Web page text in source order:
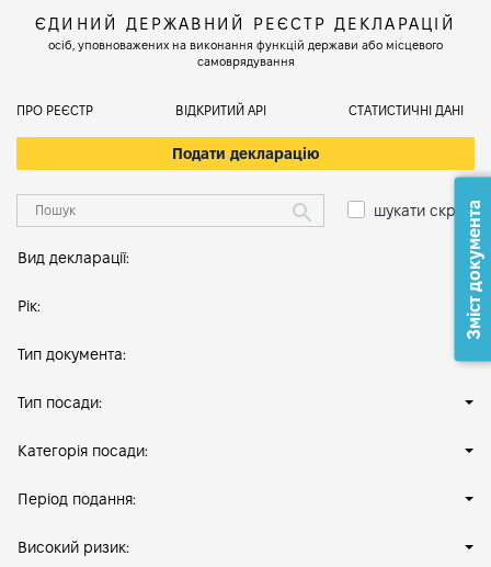
ЄДИНИЙ ДЕРЖАВНИЙ РЕЄСТР ДЕКЛАРАЦІЙ
осіб, уповноважених на виконання функцій держави або місцевого
самоврядування
ПРО РЕЄСТР ВІДКРИТИЙ АРІ СТАТИСТИЧНІ ДАНІ
Подати декларацію
шукати скрізь
Вид декларації:
Рік:
Тип документа:
Тип посади:
Категорія посади:
Період подання:
Високий ризик:
Зміст документа